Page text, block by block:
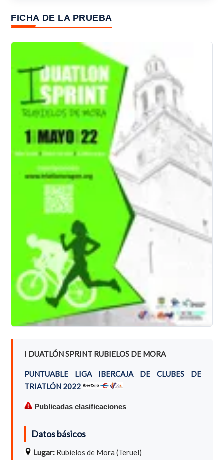
FICHA DE LA PRUEBA
I DUATLÓN SPRINT RUBIELOS DE MORA
PUNTUABLE LIGA IBERCAJA DE CLUBES DE
TRIATLÓN 2022
Publicadas clasificaciones
Datos básicos
Lugar:Rubielos de Mora (Teruel)